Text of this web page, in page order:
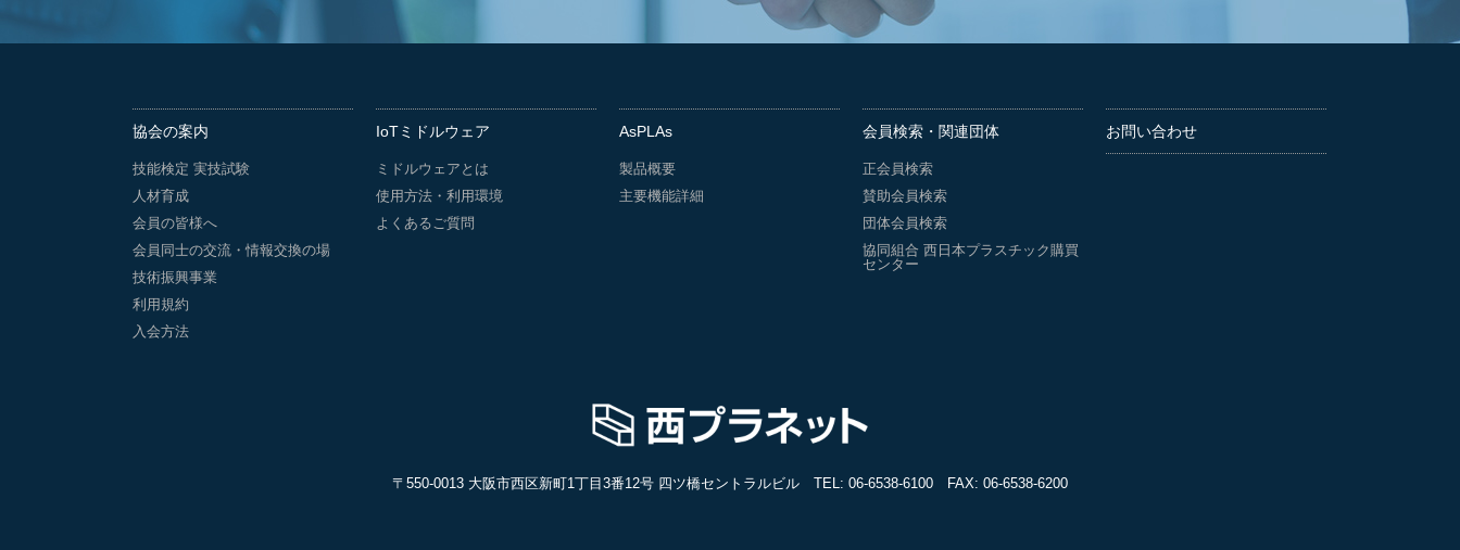
協会の案内
技能検定 実技試験
人材育成
会員の皆様へ
会員同士の交流・情報交換の場
技術振興事業
利用規約
入会方法
IoTミドルウェア
ミドルウェアとは
使用方法・利用環境
よくあるご質問
AsPLAs
製品概要
主要機能詳細
会員検索・関連団体
正会員検索
賛助会員検索
団体会員検索
協同組合 西日本プラスチック購買
センター
お問い合わせ
〒550-0013 大阪市西区新町1丁目3番12号 四ツ橋セントラルビル TEL: 06-6538-6100 FAX: 06-6538-6200